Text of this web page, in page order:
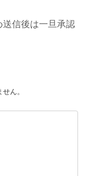
信後は一旦承認
ん。